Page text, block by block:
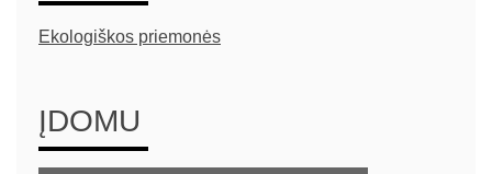
Ekologiškos priemonės
ĮDOMU